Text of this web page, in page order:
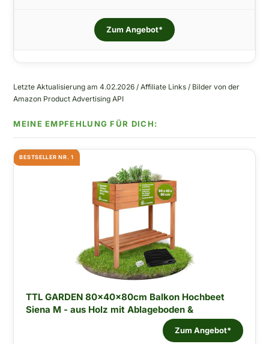
Zum Angebot*
Letzte Aktualisierung am 4.02.2026 / Affiliate Links / Bilder von der
Amazon Product Advertising API
BESTSELLER NR. 1
TTL GARDEN 80x40x80cm Balkon Hochbeet
Siena M - aus Holz mit Ablageboden &
Zum Angebot*